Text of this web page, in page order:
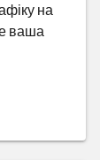
на
ваша